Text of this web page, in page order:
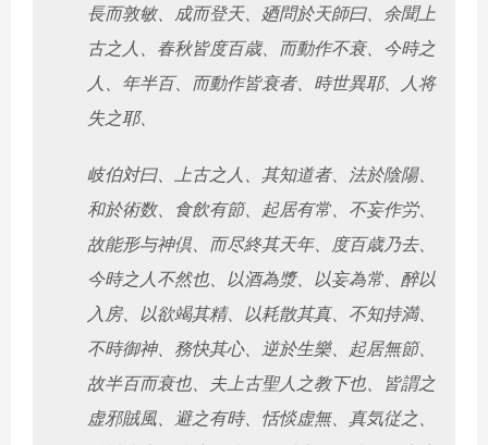
長而敦敏、成而登天、廼問於天師曰、余聞上
古之人、春秋皆度百歳、而動作不衰、今時之
人、年半百、而動作皆衰者、時世異耶、人将
失之耶、
岐伯対曰、上古之人、其知道者、法於陰陽、
和於術数、食飲有節、起居有常、不妄作労、
故能形与神倶、而尽終其天年、度百歳乃去、
今時之人不然也、以酒為漿、以妄為常、醉以
入房、以欲竭其精、以耗散其真、不知持満、
不時御神、務快其心、逆於生樂、起居無節、
故半百而衰也、夫上古聖人之教下也、皆謂之
虚邪賊風、避之有時、恬惔虚無、真気従之、